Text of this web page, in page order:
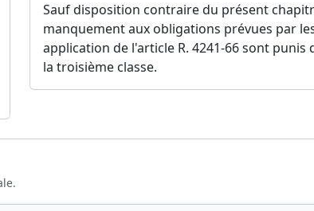
Sauf disposition contraire du présent
manquement aux obligations prévues par
application de l'article R. 4241-66 sont
la troisième classe.